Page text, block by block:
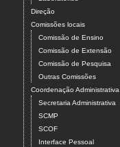
Direção
Comissões locais
Comissão de Ensino
Comissão de Extensão
Comissão de Pesquisa
Outras Comissões
Coordenação Administrativa
Secretaria Administrativa
SCMP
SCOF
Interface Pessoal